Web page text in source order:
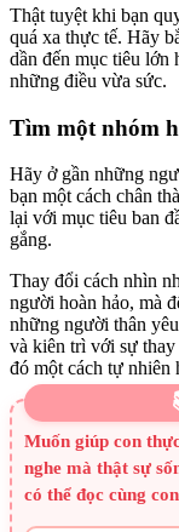
Thật tuyệt khi bạn
quá xa thực tế. Hãy
dần đến mục tiêu lớn
những điều vừa sức.
Tìm một nhóm
Hãy ở gần những
bạn một cách chân
lại với mục tiêu ban
gắng.
Thay đổi cách nhìn
người hoàn hảo, mà
những người thân
và kiên trì với sự
đó một cách tự nhiên
Muốn giúp con
nghe mà thật sự
có thể đọc cùng